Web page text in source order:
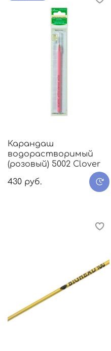
Карандаш
водорастворимый
(розовый) 5002 Clover
430 руб.